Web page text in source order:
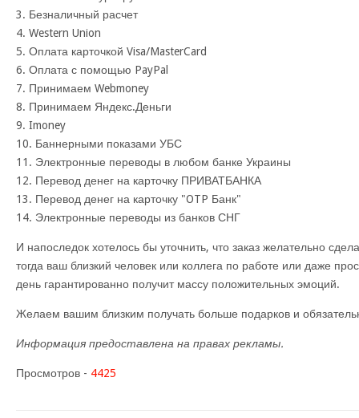
3. Безналичный расчет
4. Western Union
5. Оплата карточкой Visa/MasterCard
6. Оплата с помощью PayPal
7. Принимаем Webmoney
8. Принимаем Яндекс.Деньги
9. Imoney
10. Баннерными показами УБС
11. Электронные переводы в любом банке Украины
12. Перевод денег на карточку ПРИВАТБАНКА
13. Перевод денег на карточку "OTP Банк"
14. Электронные переводы из банков СНГ
И напоследок хотелось бы уточнить, что заказ желательно
тогда ваш близкий человек или коллега по работе или даже
день гарантированно получит массу положительных эмоций.
Желаем вашим близким получать больше подарков и
Информация предоставлена на правах рекламы.
Просмотров - 4425